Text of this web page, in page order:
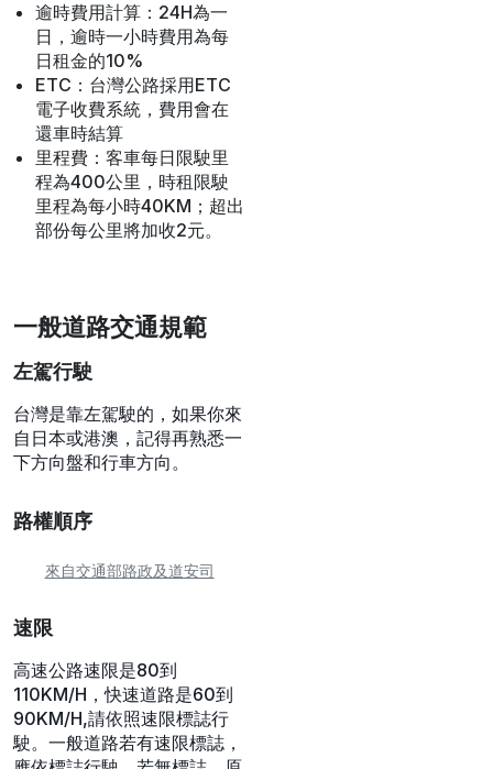
逾時費用計算：24H為一
日，逾時一小時費用為每
日租金的10%
ETC：台灣公路採用ETC
電子收費系統，費用會在
還車時結算
里程費：客車每日限駛里
程為400公里，時租限駛
里程為每小時40KM；超出
部份每公里將加收2元。
一般道路交通規範
左駕行駛
台灣是靠左駕駛的，如果你來
自日本或港澳，記得再熟悉一
下方向盤和行車方向。
路權順序